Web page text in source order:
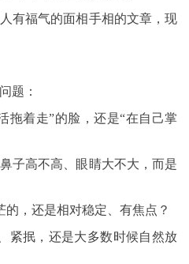
有福气的面相手相的文章，现
题：
拖着走”的脸，还是“在自己掌
子高不高、眼睛大不大，而是
，还是相对稳定、有焦点？
紧抿，还是大多数时候自然放